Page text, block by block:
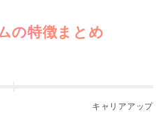
の特徴まとめ
キャリアアップ